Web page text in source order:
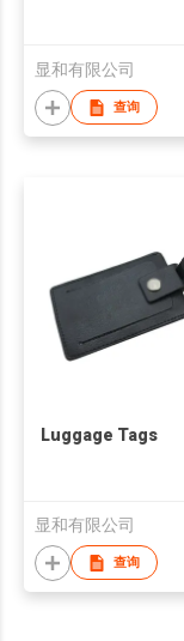
显和有限公司
查询
Luggage Tags
显和有限公司
查询